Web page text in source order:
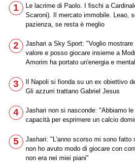
1
Le lacrime di Paolo. I fischi a
Scaroni). Il mercato immobile. Leao,
pazienza, se resta è meglio
2
Jashari a Sky Sport: "Voglio mostrare
valore e posso giocare insieme a
Amorim ha portato un'energia e
3
Il Napoli si fionda su un ex obiettivo
Gli azzurri trattano Gabriel Jesus
4
Jashari non si nasconde: "Abbiamo le
capacità per esprimere un calcio
5
Jashari: "L'anno scorso mi sono fatto
non ho avuto modo di giocare con
non era nei miei piani"